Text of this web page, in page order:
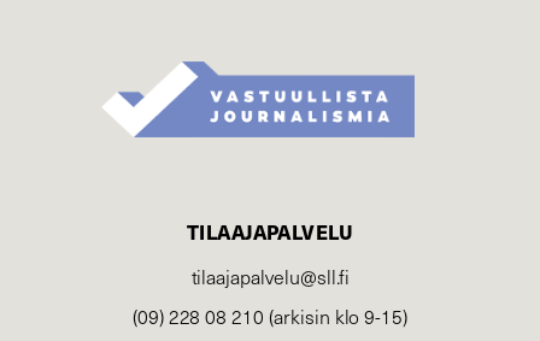
TILAAJAPALVELU
tilaajapalvelu@sll.fi
(09) 228 08 210 (arkisin klo 9-15)